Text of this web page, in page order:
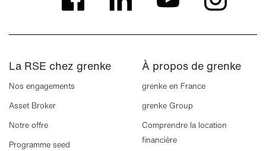
La RSE chez grenke
Nos engagements
Asset Broker
Notre offre
Programme seed
À propos de grenke
grenke en France
grenke Group
Comprendre la location
financière